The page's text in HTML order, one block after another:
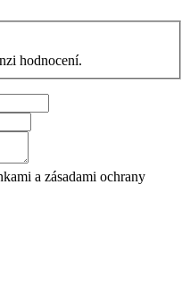
hodnocení.
a zásadami ochrany